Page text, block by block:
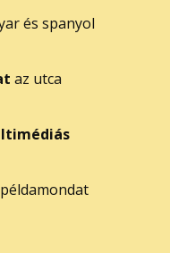
és spanyol
az utca